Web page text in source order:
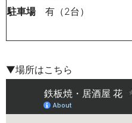
駐車場有（2台）
▼場所はこちら